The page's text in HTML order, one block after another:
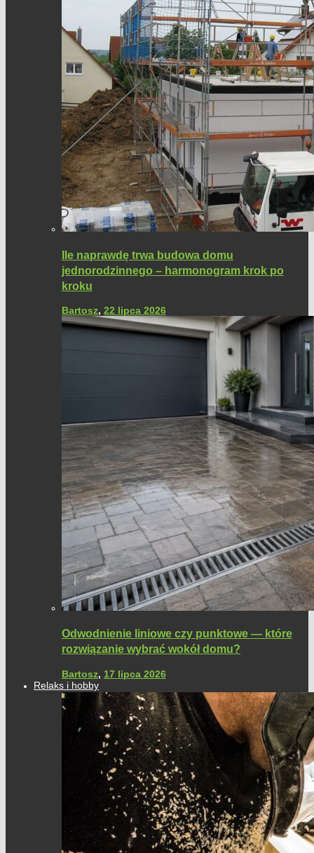
Ile naprawdę trwa budowa domu
jednorodzinnego – harmonogram krok po
kroku
Bartosz, 22 lipca 2026
Odwodnienie liniowe czy punktowe — które
rozwiązanie wybrać wokół domu?
Bartosz, 17 lipca 2026
Relaks i hobby